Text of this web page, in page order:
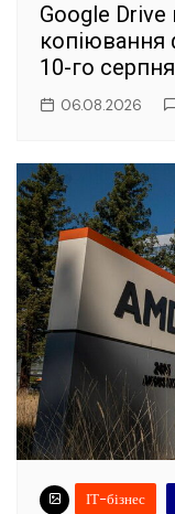
Google
копіювання
10-го серпня
06.08.2026
ІТ-бізнес